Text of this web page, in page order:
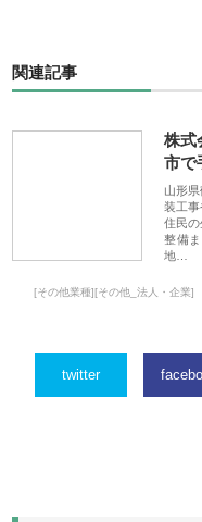
関連記事
株式
市で
山形
装工
住民
整備
地…
[その他業種][その他_法人・企業]
twitter